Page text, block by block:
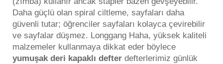
Daha güçlü olan spiral ciltleme, sayfaları daha
güvenli tutar; öğrenciler sayfaları kolayca çevirebilir
ve sayfalar düşmez. Longgang Haha, yüksek kaliteli
malzemeler kullanmaya dikkat eder böylece
yumuşak deri kapaklı defter defterlerimiz günlük